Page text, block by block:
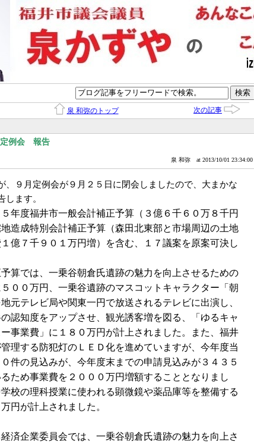
泉 和弥のトップ 次の記事
定例会 報告
泉 和弥 at 2013/10/01 23:34:00
、９月定例会が９月２５日に閉会しましたので、大まかな
します。
年度福井市一般会計補正予算（３億６千６０万８千円
造成特別会計補正予算（森田北東部と市場周辺の土地
億７千９０１万円増）を含む、１７議案を原案可決し
算では、一乗谷朝倉氏遺跡の魅力を向上させるための
００万円、一乗谷遺跡のマスコットキャラクター「朝
元テレビ局や関東一円で放送されるテレビに出演し、
認知度をアップさせ、観光誘客増を図る、「ゆるキャ
事業費」に１８０万円が計上されました。また、福井
理する防犯灯のＬＥＤ化を進めていますが、今年度当
件の見込みが、今年度末までの申請見込みが３４３５
ため事業費を２０００万円増額することとなりまし
校の理科授業に使われる顕微鏡や薬品庫等を整備する
円が計上されました。
経済企業委員会では、一乗谷朝倉氏遺跡の魅力を向上さ